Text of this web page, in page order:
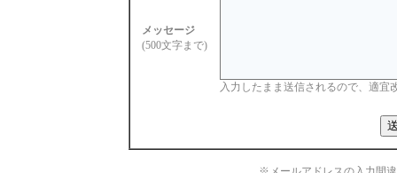
メッセージ
(500文字まで)
入力したまま送信されるので、適宜